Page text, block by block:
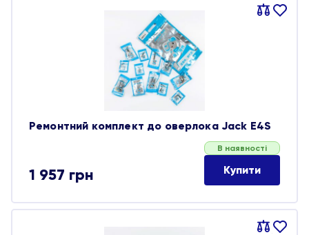
Порівняти
В
Ремонтний комплект до оверлока Jack E4S
1 957 грн
В наявності
Купити
Порівняти
В